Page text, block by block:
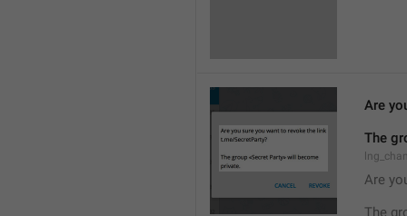
Are
The
Are
The